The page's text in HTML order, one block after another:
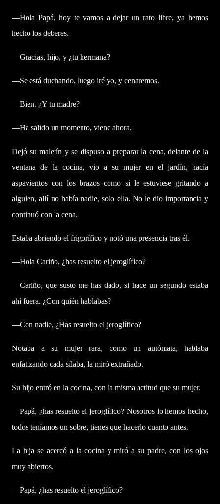
—Hola Papá, hoy te vamos a dejar un rato libre, ya hemos
hecho los deberes.
—Gracias, hijo, y ¿tu hermana?
—Se está duchando, luego iré yo, y cenaremos.
—Bien. ¿Y tu madre?
—Ha salido un momento, viene ahora.
Dejó su maletín y se dispuso a preparar la cena, delante de la
ventana de la cocina, vio a su mujer en el jardín, hacía
aspavientos con los brazos como si le estuviese gritando a
alguien, allí no había nadie, solo ella. No le dio importancia y
continuó con la cena.
Estaba abriendo el frigorífico y notó una presencia tras él.
—Hola Cariño, ¿has resuelto el jeroglífico?
—Cariño, que susto me has dado, si hace un segundo estaba
ahí fuera. ¿Con quién hablabas?
—Con nadie, ¿Has resuelto el jeroglífico?
Notaba a su mujer rara, como un autómata, hablaba
enfatizando cada sílaba, la miró extrañado.
Su hijo entró en la cocina, con la misma actitud que su mujer.
—Papá, ¿has resuelto el jeroglífico? Nosotros lo hemos hecho,
todos teníamos un sobre, tienes que hacerlo cuanto antes.
La hija se acercó a la cocina y miró a su padre, con los ojos
muy abiertos.
—Papá, ¿has resuelto el jeroglífico?